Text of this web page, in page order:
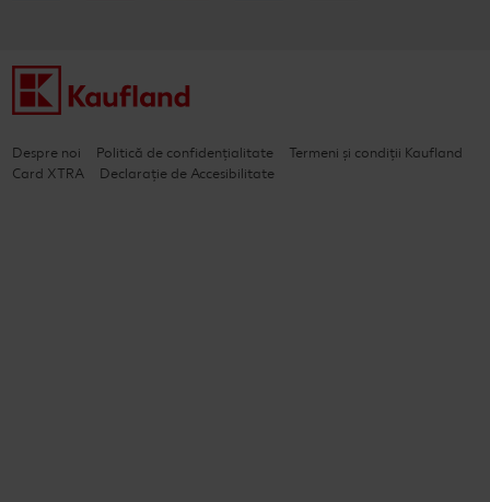
Despre noi Politică de confidențialitate
Termeni și condiții Kaufland
Card XTRA
Declarație de Accesibilitate